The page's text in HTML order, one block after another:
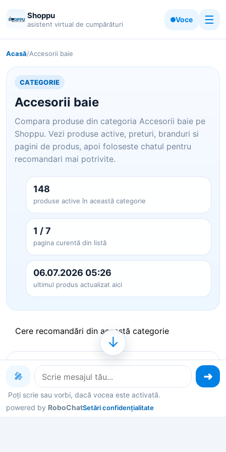
Shoppu
asistent virtual de cumpărături
Voce ☰
Acasă/Accesorii baie
CATEGORIE
Accesorii baie
Compara produse din categoria Accesorii baie pe
Shoppu. Vezi produse active, preturi, branduri si
pagini de produs, apoi foloseste chatul pentru
recomandari mai potrivite.
148
produse active în această categorie
1 / 7
pagina curentă din listă
06.07.2026 05:26
ultimul produs actualizat aici
Cere recomandări din această categorie
Produse pe care le poți explora
acum
Deschide un produs ca să vezi detalii, sau spune-
🎤
Poți scrie sau vorbi, dacă vocea este activată.
powered by RoboChatSetări confidențialitate
↓